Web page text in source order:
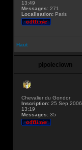
13:49
Messages: 271
Localisation: Paris
Haut
pipoleclown
Chevalier du Gondor
Inscription: 25 Sep 2006,
13:19
Messages: 35